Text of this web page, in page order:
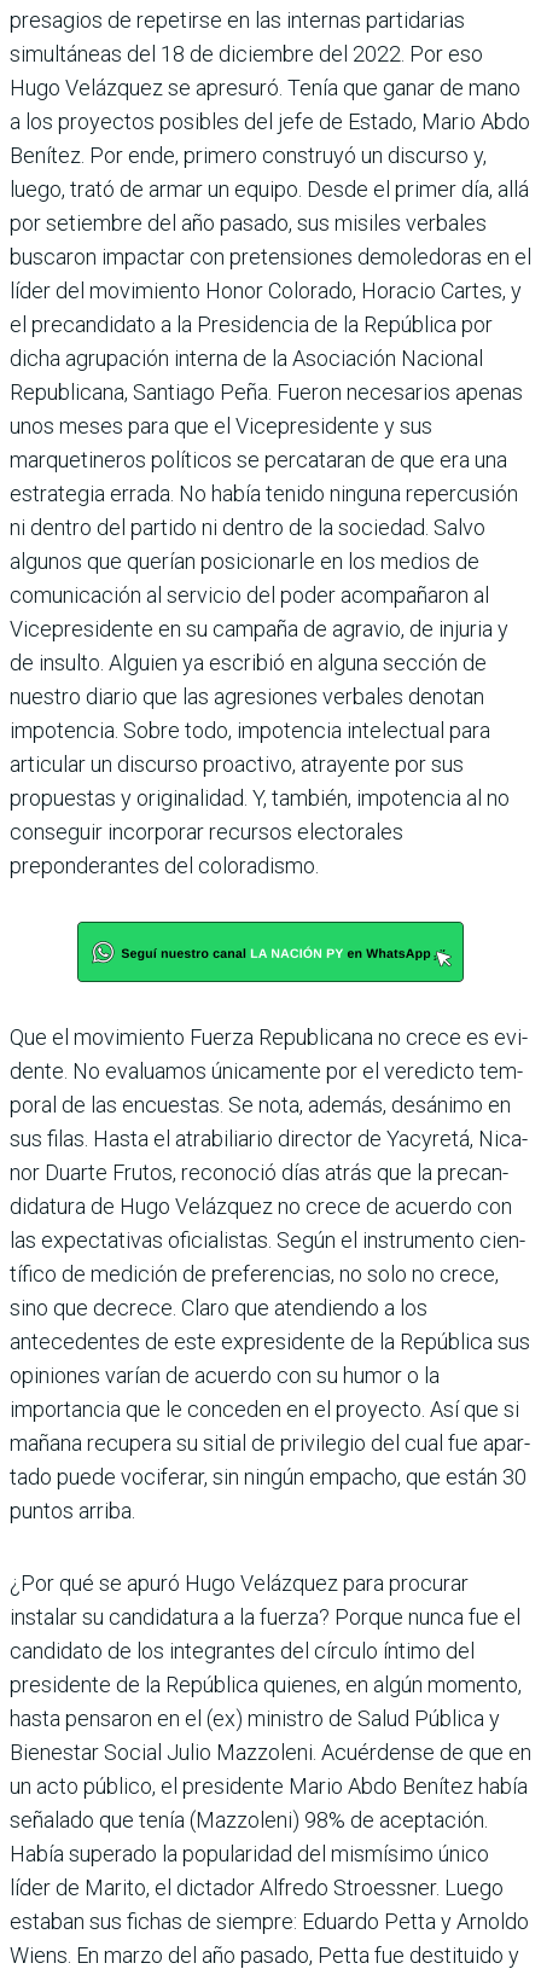
presagios de repetirse en las internas partidarias
simultá­neas del 18 de diciembre del 2022. Por eso
Hugo Velázquez se apresuró. Tenía que ganar de mano
a los proyectos posi­bles del jefe de Estado, Mario Abdo
Benítez. Por ende, pri­mero construyó un discurso y,
luego, trató de armar un equipo. Desde el primer día, allá
por setiembre del año pasado, sus misiles verbales
buscaron impactar con pre­tensiones demoledoras en el
líder del movimiento Honor Colorado, Horacio Cartes, y
el precandidato a la Presi­dencia de la República por
dicha agrupación interna de la Asociación Nacional
Repu­blicana, Santiago Peña. Fue­ron necesarios apenas
unos meses para que el Vicepre­sidente y sus
marquetineros políticos se percataran de que era una
estrategia errada. No había tenido ninguna reper­cusión
ni dentro del partido ni dentro de la sociedad. Salvo
algunos que querían posicionarle en los medios de
comunicación al servicio del poder acompañaron al
Vice­presidente en su campaña de agravio, de injuria y
de insulto. Alguien ya escribió en alguna sección de
nues­tro diario que las agresiones verbales denotan
impoten­cia. Sobre todo, impo­tencia intelectual para
articular un discurso proactivo, atrayente por sus
propuestas y originalidad. Y, también, impotencia al no
conseguir incorporar recur­sos electorales
preponderan­tes del coloradismo.
Que el movimiento Fuerza Republicana no crece es evi­
dente. No evaluamos única­mente por el veredicto tem­
poral de las encuestas. Se nota, además, desánimo en
sus filas. Hasta el atrabiliario director de Yacyretá, Nica­
nor Duarte Frutos, recono­ció días atrás que la precan­
didatura de Hugo Velázquez no crece de acuerdo con
las expectativas oficialistas. Según el instrumento cien­
tífico de medición de prefe­rencias, no solo no crece,
sino que decrece. Claro que aten­diendo a los
antecedentes de este expresidente de la Repú­blica sus
opiniones varían de acuerdo con su humor o la
importancia que le conce­den en el proyecto. Así que si
mañana recupera su sitial de privilegio del cual fue apar­
tado puede vociferar, sin nin­gún empacho, que están 30
puntos arriba.
¿Por qué se apuró Hugo Velázquez para procurar
instalar su candidatura a la fuerza? Porque nunca fue el
candidato de los integrantes del círculo íntimo del
presi­dente de la República quie­nes, en algún momento,
hasta pensaron en el (ex) ministro de Salud Pública y
Bienes­tar Social Julio Mazzoleni. Acuérdense de que en
un acto público, el presidente Mario Abdo Benítez había
señalado que tenía (Maz­zoleni) 98% de aceptación.
Había superado la popula­ridad del mismísimo único
líder de Marito, el dic­tador Alfredo Stroess­ner. Luego
estaban sus fichas de siempre: Eduardo Petta y Arnoldo
Wiens. En marzo del año pasado, Petta fue destituido y